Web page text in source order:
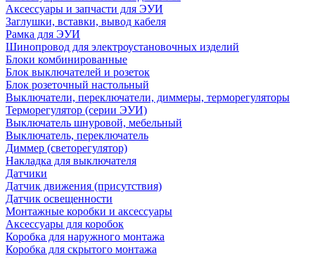
Аксессуары и запчасти для ЭУИ
Заглушки, вставки, вывод кабеля
Рамка для ЭУИ
Шинопровод для электроустановочных изделий
Блоки комбинированные
Блок выключателей и розеток
Блок розеточный настольный
Выключатели, переключатели, диммеры, терморегуляторы
Терморегулятор (серии ЭУИ)
Выключатель шнуровой, мебельный
Выключатель, переключатель
Диммер (светорегулятор)
Накладка для выключателя
Датчики
Датчик движения (присутствия)
Датчик освещенности
Монтажные коробки и аксессуары
Аксессуары для коробок
Коробка для наружного монтажа
Коробка для скрытого монтажа